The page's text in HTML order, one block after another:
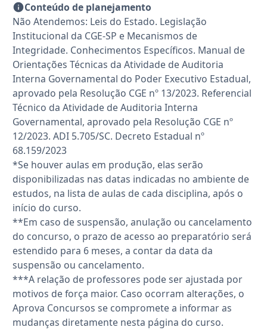
Conteúdo de planejamento
Não Atendemos: Leis do Estado. Legislação
Institucional da CGE-SP e Mecanismos de
Integridade. Conhecimentos Específicos. Manual de
Orientações Técnicas da Atividade de Auditoria
Interna Governamental do Poder Executivo Estadual,
aprovado pela Resolução CGE nº 13/2023. Referencial
Técnico da Atividade de Auditoria Interna
Governamental, aprovado pela Resolução CGE nº
12/2023. ADI 5.705/SC. Decreto Estadual nº
68.159/2023
*Se houver aulas em produção, elas serão
disponibilizadas nas datas indicadas no ambiente de
estudos, na lista de aulas de cada disciplina, após o
início do curso.
**Em caso de suspensão, anulação ou cancelamento
do concurso, o prazo de acesso ao preparatório será
estendido para 6 meses, a contar da data da
suspensão ou cancelamento.
***A relação de professores pode ser ajustada por
motivos de força maior. Caso ocorram alterações, o
Aprova Concursos se compromete a informar as
mudanças diretamente nesta página do curso.